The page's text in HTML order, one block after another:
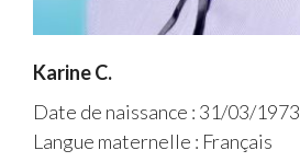
Karine C.
Date de naissance : 31/03/1973
Langue maternelle : Français